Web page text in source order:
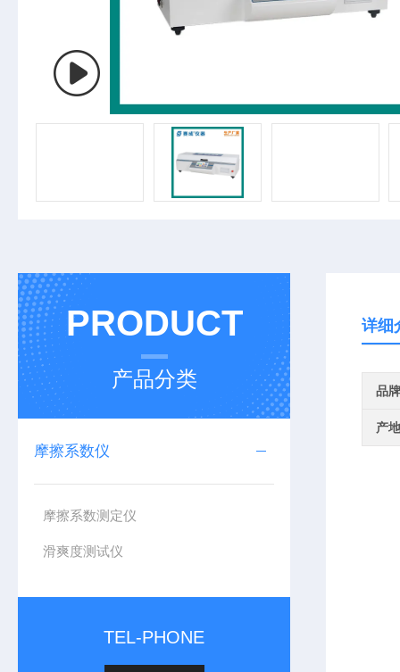
PRODUCT
产品分类
摩擦系数仪
摩擦系数测定仪
滑爽度测试仪
TEL-PHONE
详细
品牌
产